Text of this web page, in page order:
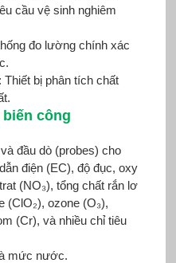
cầu vệ sinh nghiêm
đo lường chính xác
Thiết bị phân tích chất
biến công
đầu dò (probes) cho
điện (EC), độ đục, oxy
(NO₃), tổng chất rắn lơ
(ClO₂), ozone (O₃),
(Cr), và nhiều chỉ tiêu
mức nước.